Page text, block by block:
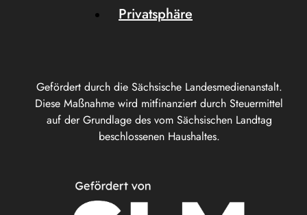
Gefördert durch die Sächsische Landesmedienanstalt.
Diese Maßnahme wird mitfinanziert durch Steuermittel
auf der Grundlage des vom Sächsischen Landtag
beschlossenen Haushaltes.
Privatsphäre